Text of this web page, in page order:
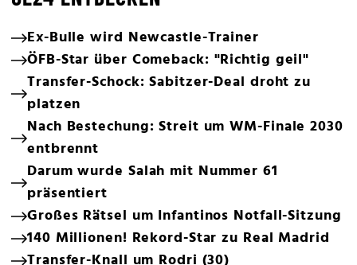
Ex-Bulle wird Newcastle-Trainer
ÖFB-Star über Comeback: "Richtig geil"
Transfer-Schock: Sabitzer-Deal droht zu
platzen
Nach Bestechung: Streit um WM-Finale 2030
entbrennt
Darum wurde Salah mit Nummer 61
präsentiert
Großes Rätsel um Infantinos Notfall-Sitzung
140 Millionen! Rekord-Star zu Real Madrid